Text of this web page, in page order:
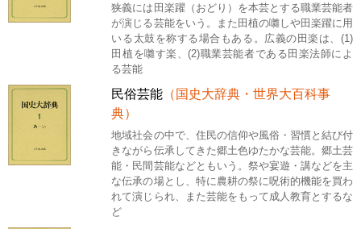
狭義には田楽躍（おどり）を本芸とする職業芸能者
が演じる芸能をいう。また田植の囃しや田楽躍に用
いる太鼓を称する場合もある。広義の田楽は、(1)
田植を囃す楽、(2)職業芸能者である田楽法師によ
る芸能
民俗芸能 （国史大辞典・世界大百科事
典）
地域社会の中で、住民の信仰や風俗・習慣と結び付
きながら伝承してきた郷土色ゆたかな芸能。郷土芸
能・民間芸能などともいう。祭や宴遊・講などを主
な伝承の場とし、特に農耕の祭に呪術的機能を買わ
れて演じられ、また芸能をもって成人教育とするな
ど